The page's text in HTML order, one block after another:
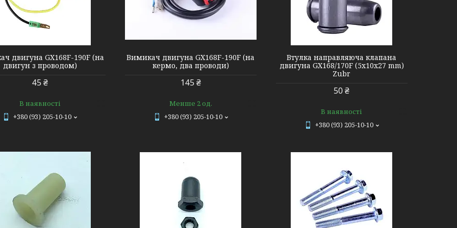
двигуна GX168F-190F (на
двигун з проводом)
45 ₴
В наявності
+380 (93) 205-10-10
601510
Вимикач двигуна GX168F-190F (на
кермо, два проводи)
145 ₴
Менше 2 од.
+380 (93) 205-10-10
Втулка направляюча клапана
двигуна GX168/170F (5x10x27 mm)
Zubr
50 ₴
В наявності
+380 (93) 205-10-10